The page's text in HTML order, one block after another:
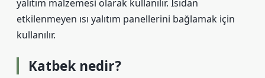
yalıtım malzemesi olarak kullanılır. Isıdan
etkilenmeyen ısı yalıtım panellerini bağlamak için
kullanılır.
Katbek nedir?